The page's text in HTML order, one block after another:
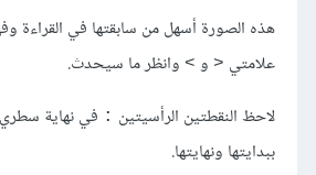
هذه الصورة أسهل من سابقتها في القراءة
علامتي ‎>‎ و ‎<‎ وانظر ما سيحدث.
لاحظ النقطتين الرأسيتين : في نهاية سطري
ببدايتها ونهايتها.